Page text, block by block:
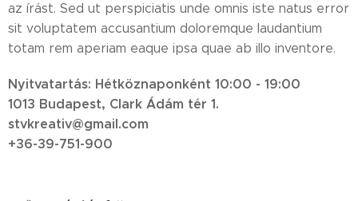
az írást. Sed ut perspiciatis unde omnis iste natus error
sit voluptatem accusantium doloremque laudantium
totam rem aperiam eaque ipsa quae ab illo inventore.
Nyitvatartás: Hétköznaponként 10:00 - 19:00
1013 Budapest, Clark Ádám tér 1.
stvkreativ@gmail.com
+36-39-751-900